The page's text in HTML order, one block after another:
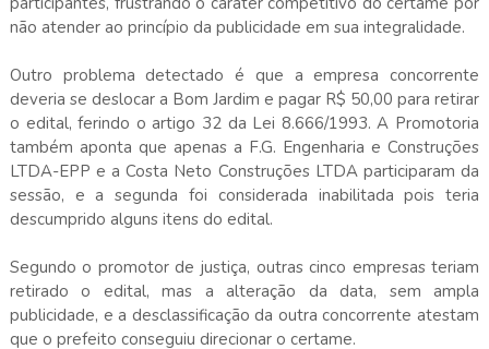
não atender ao princípio da publicidade em sua integralidade.
Outro problema detectado é que a empresa concorrente
deveria se deslocar a Bom Jardim e pagar R$ 50,00 para retirar
o edital, ferindo o artigo 32 da Lei 8.666/1993. A Promotoria
também aponta que apenas a F.G. Engenharia e Construções
LTDA-EPP e a Costa Neto Construções LTDA participaram da
sessão, e a segunda foi considerada inabilitada pois teria
descumprido alguns itens do edital.
Segundo o promotor de justiça, outras cinco empresas teriam
retirado o edital, mas a alteração da data, sem ampla
publicidade, e a desclassificação da outra concorrente atestam
que o prefeito conseguiu direcionar o certame.